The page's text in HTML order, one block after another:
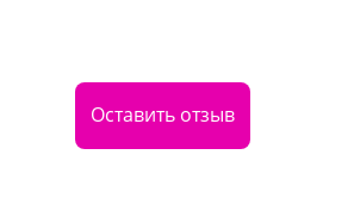
Оставить отзыв